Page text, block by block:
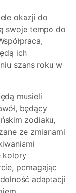
okazji do
swoje tempo do
ich
szans roku w
musieli
będący
zodiaku,
ze zmianami
kolory
pomagając
adaptacji